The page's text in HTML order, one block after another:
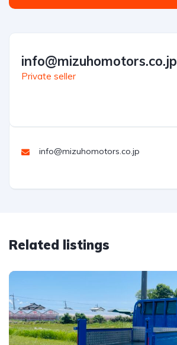
info@mizuhomotors.co.jp
Private seller
info@mizuhomotors.co.jp
Related listings